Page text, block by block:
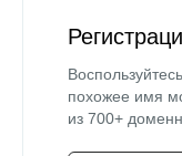
похожее имя
из 700+